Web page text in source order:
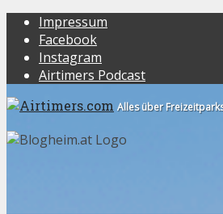
Impressum
Facebook
Instagram
Airtimers Podcast
Alles über